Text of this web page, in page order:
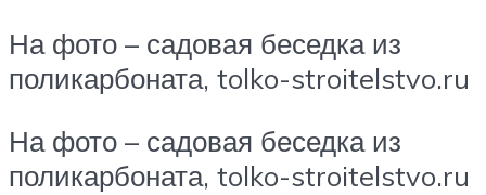
На фото – садовая беседка из
поликарбоната, tolko-stroitelstvo.ru
На фото – садовая беседка из
поликарбоната, tolko-stroitelstvo.ru